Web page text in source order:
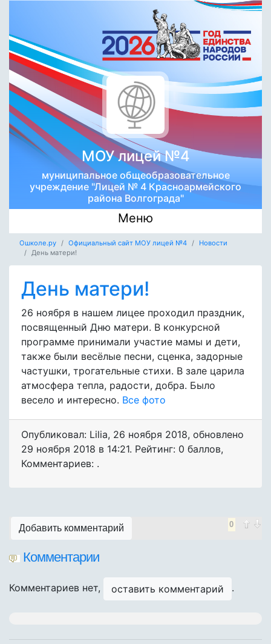
МОУ лицей №4
муниципальное общеобразовательное
учреждение "Лицей № 4 Красноармейского
района Волгограда"
Меню
Ошколе.ру Официальный сайт МОУ лицей №4
Новости
День матери!
День матери!
26 ноября в нашем лицее проходил праздник,
посвященный Дню матери. В конкурсной
программе принимали участие мамы и дети,
также были весёлые песни, сценка, задорные
частушки, трогательные стихи. В зале царила
атмосфера тепла, радости, добра. Было
весело и интересно. Все фото
Опубликовал: Lilia, 26 ноября 2018, обновлено
29 ноября 2018 в 14:21. Рейтинг: 0 баллов,
Комментариев: .
0
Добавить комментарий
Комментарии
Комментариев нет, оставить комментарий .